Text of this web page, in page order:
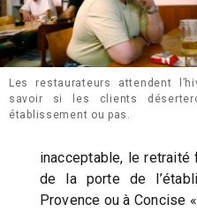
Les restaurateurs attendent
savoir si les clients
établissement ou pas.
inacceptable, le
de la porte de
Provence ou à Concise